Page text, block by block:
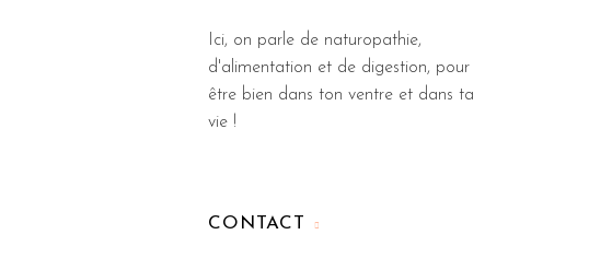
Ici, on parle de naturopathie,
d'alimentation et de digestion, pour
être bien dans ton ventre et dans ta
vie !
CONTACT